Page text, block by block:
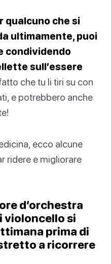
qualcuno che si
ultimamente, puoi
condividendo
sull’essere
che tu li tiri su con
e potrebbero anche
ecco alcune
ridere e migliorare
d’orchestra
violoncello si
prima di
a ricorrere